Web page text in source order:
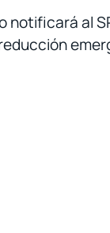
notificará al